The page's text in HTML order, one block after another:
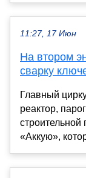
11:27, 17 Июн
На втором
сварку
Главный
реактор,
«Аккую»,